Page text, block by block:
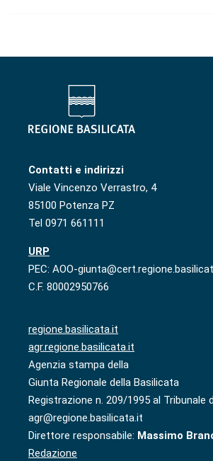
Contatti e indirizzi
Viale Vincenzo Verrastro, 4
85100 Potenza PZ
Tel 0971 661111
URP
PEC: AOO-
C.F. 80002950766
regione.basilicata.it
agr.regione.basilicata.it
Agenzia stampa della
Giunta Regionale della Basilicata
Registrazione n. 209/1995 al Tribunale
agr@regione.basilicata.it
Direttore responsabile: Massimo
Redazione